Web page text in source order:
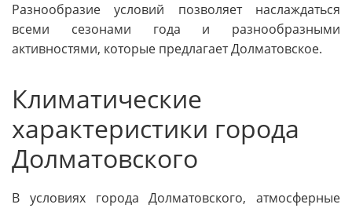
Разнообразие условий позволяет наслаждаться
всеми сезонами года и разнообразными
активностями, которые предлагает Долматовское.
Климатические
характеристики города
Долматовского
В условиях города Долматовского, атмосферные